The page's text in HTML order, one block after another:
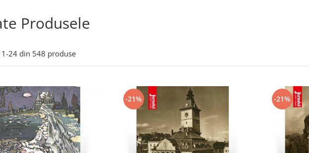
Produsele
1-24 din 548 produse
-21% -21%